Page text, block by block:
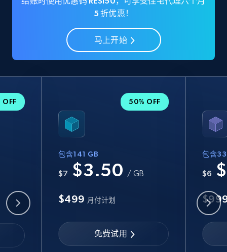
5 折优惠！
马上开始
OFF 50% OFF
包含141 GB
$7 $3.50 / GB
$499 月付计划
免费试用
包含
$6